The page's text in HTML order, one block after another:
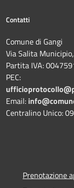
Contatti
Comune di Gangi
Via Salita
Partita IVA:
PEC:
Email:
Centralino Unico:
Prenotazione